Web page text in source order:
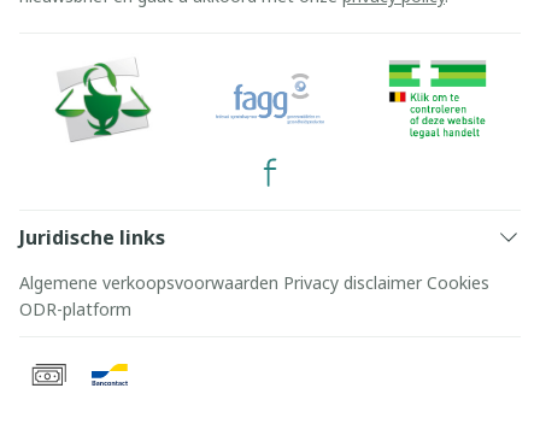
Juridische links
Algemene verkoopsvoorwaarden Privacy disclaimer Cookies
ODR-platform